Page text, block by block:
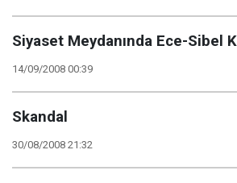
Siyaset Meydanında Ece-Sibel
14/09/2008 00:39
Skandal
30/08/2008 21:32